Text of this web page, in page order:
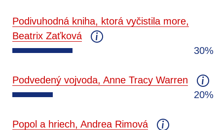
Podivuhodná kniha, ktorá vyčistila more,
Beatrix Zaťková
30%
Podvedený vojvoda, Anne Tracy Warren
20%
Popol a hriech, Andrea Rimová